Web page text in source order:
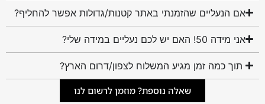
אם הנעליים שהזמנתי באתר קטנות/גדולות אפשר להחליף?
אני מידה 50! האם יש לכם נעליים במידה שלי?
תוך כמה זמן מגיע המשלוח לצפון/דרום הארץ?
שאלה נוספת? מוזמן לרשום לנו